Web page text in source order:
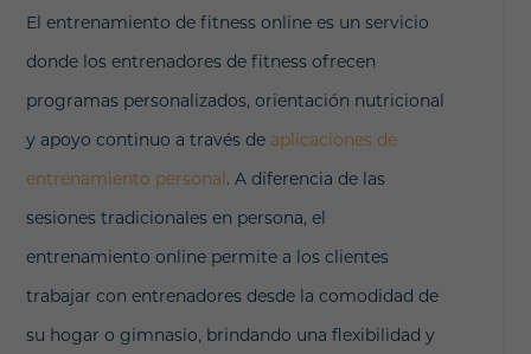
El entrenamiento de fitness online es un servicio
donde los entrenadores de fitness ofrecen
programas personalizados, orientación nutricional
y apoyo continuo a través de aplicaciones de
entrenamiento personal. A diferencia de las
sesiones tradicionales en persona, el
entrenamiento online permite a los clientes
trabajar con entrenadores desde la comodidad de
su hogar o gimnasio, brindando una flexibilidad y